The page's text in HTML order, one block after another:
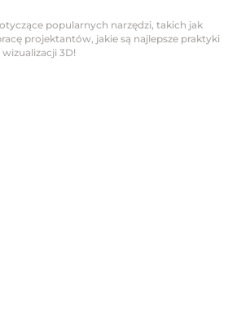
popularnych narzędzi, takich jak
projektantów, jakie są najlepsze praktyki
3D!